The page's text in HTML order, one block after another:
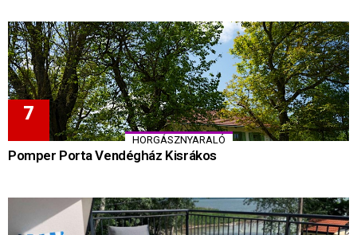
HORGÁSZNYARALÓ
Pomper Porta Vendégház Kisrákos